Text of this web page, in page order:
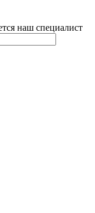
наш специалист